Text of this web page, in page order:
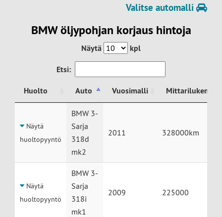
Valitse automalli
BMW öljypohjan korjaus hintoja
Näytä kpl
Etsi:
Huolto Auto Vuosimalli
Mittarilukema
Auto
Näytä
huoltopyyntö
BMW 3-
Sarja
318d
mk2
2011 328000km
Näytä
huoltopyyntö
BMW 3-
Sarja
318i
mk1
2009 225000